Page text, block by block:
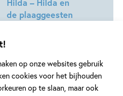
op onze websites gebruik
cookies voor het bijhouden
op te slaan, maar ook
Hilda – Hilda en
de plaaggeesten